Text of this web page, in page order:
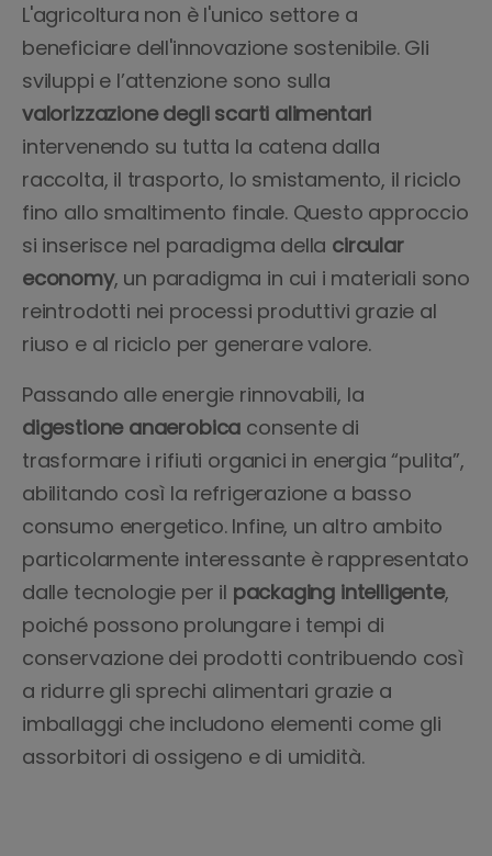
L'agricoltura non è l'unico settore a
beneficiare dell'innovazione sostenibile. Gli
sviluppi e l’attenzione sono sulla
valorizzazione degli scarti alimentari
intervenendo su tutta la catena dalla
raccolta, il trasporto, lo smistamento, il riciclo
fino allo smaltimento finale. Questo approccio
si inserisce nel paradigma della circular
economy, un paradigma in cui i materiali sono
reintrodotti nei processi produttivi grazie al
riuso e al riciclo per generare valore.
Passando alle energie rinnovabili, la
digestione anaerobica consente di
trasformare i rifiuti organici in energia “pulita”,
abilitando così la refrigerazione a basso
consumo energetico. Infine, un altro ambito
particolarmente interessante è rappresentato
dalle tecnologie per il packaging intelligente,
poiché possono prolungare i tempi di
conservazione dei prodotti contribuendo così
a ridurre gli sprechi alimentari grazie a
imballaggi che includono elementi come gli
assorbitori di ossigeno e di umidità.